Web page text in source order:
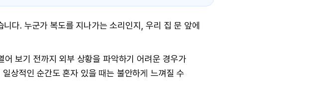
다. 누군가 복도를 지나가는 소리인지, 우리 집 문 앞에
보기 전까지 외부 상황을 파악하기 어려운 경우가
상적인 순간도 혼자 있을 때는 불안하게 느껴질 수